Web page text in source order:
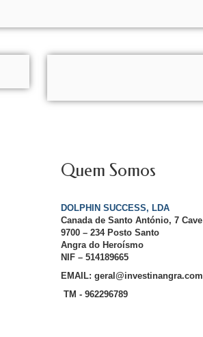
Quem Somos
DOLPHIN SUCCESS, LDA
Canada de Santo António, 7 Cave
9700 – 234 Posto Santo
Angra do Heroísmo
NIF – 514189665
EMAIL: geral@investinangra.com
TM - 962296789